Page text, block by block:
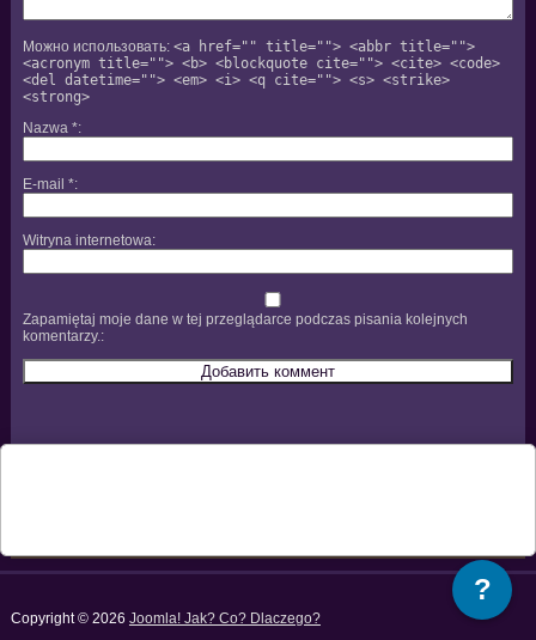
Можно использовать: <a href="" title=""> <abbr title="">
<acronym title=""> <b> <blockquote cite=""> <cite> <code>
<del datetime=""> <em> <i> <q cite=""> <s> <strike>
<strong>
Nazwa *
E-mail *
Witryna internetowa
Zapamiętaj moje dane w tej przeglądarce podczas pisania kolejnych
komentarzy.
Copyright © 2026 Joomla! Jak? Co? Dlaczego?
?